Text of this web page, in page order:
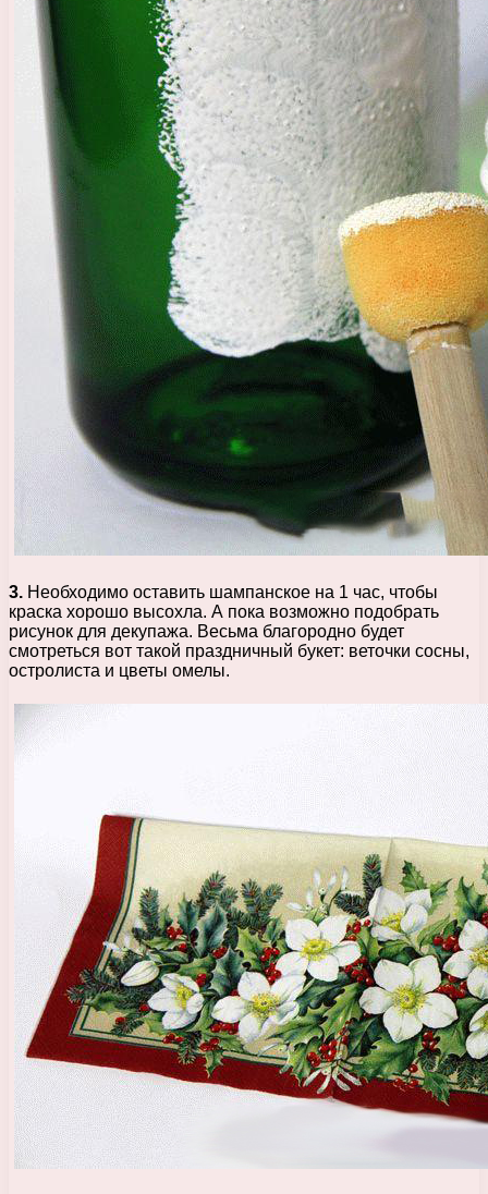
3. Необходимо оставить шампанское на 1 час, чтобы
краска хорошо высохла. А пока возможно подобрать
рисунок для декупажа. Весьма благородно будет
смотреться вот такой праздничный букет: веточки сосны,
остролиста и цветы омелы.